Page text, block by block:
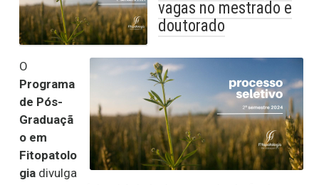
vagas no mestrado e
doutorado
O
Programa
de Pós-
Graduaçã
o em
Fitopatolo
gia divulga